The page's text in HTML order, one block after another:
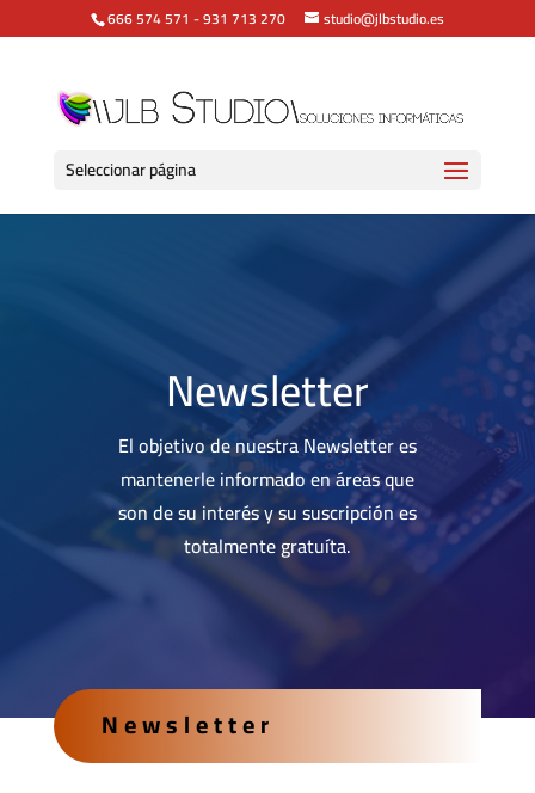
666 574 571 -931 713 270 studio@jlbstudio.es
Seleccionar página
Newsletter
El objetivo de nuestra Newsletter es
mantenerle informado en áreas que
son de su interés y su suscripción es
totalmente gratuíta.
Newsletter